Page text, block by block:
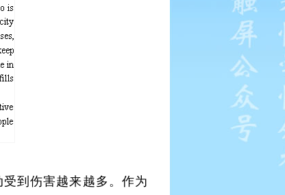
到伤害越来越多。作为